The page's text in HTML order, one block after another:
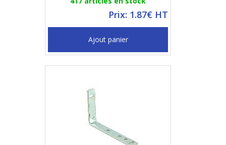
Prix: 1.87€ HT
Ajout panier